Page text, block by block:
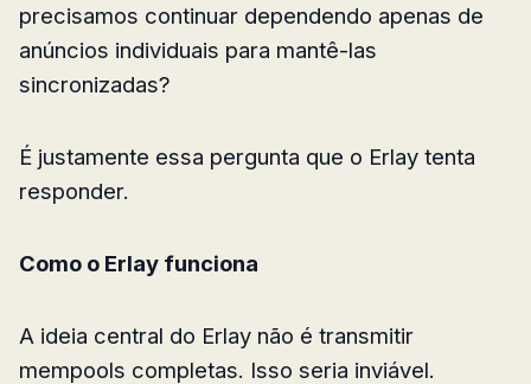
precisamos continuar dependendo apenas de
anúncios individuais para mantê-las
sincronizadas?
É justamente essa pergunta que o Erlay tenta
responder.
Como o Erlay funciona
A ideia central do Erlay não é transmitir
mempools completas. Isso seria inviável.